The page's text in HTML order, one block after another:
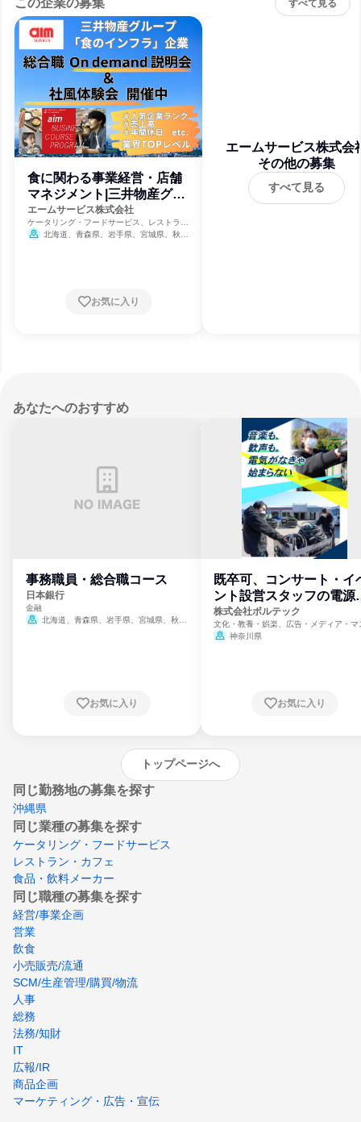
この企業の募集 すべて見る
食に関わる事業経営・店舗
マネジメント|三井物産グル
ープ
エームサービス株式会社
ケータリング・フードサービス、レストラ
ン・カフェ、食品・飲料メーカー
北海道、青森県、岩手県、宮城県、秋田
賀県、京都府、大阪府、兵庫県、奈良県、和
歌山県、鳥取県、島根県、岡山県、広島県、
お気に入り
エームサービス株式会
その他の募集
すべて見る
あなたへのおすすめ
事務職員・総合職コース
日本銀行
金融
北海道、青森県、岩手県、宮城県、秋田
崎県、熊本県、大分県、宮崎県、鹿児島県、
お気に入り
既卒可、コンサート・イ
ント設営スタッフの電源
門
株式会社ボルテック
文化・教養・娯楽、広告・メディア・マ
ミ、電力・ガス・水道・エネルギー
神奈川県
お気に入り
トップページへ
同じ勤務地の募集を探す
沖縄県
同じ業種の募集を探す
ケータリング・フードサービス
レストラン・カフェ
食品・飲料メーカー
同じ職種の募集を探す
経営/事業企画
営業
飲食
小売販売/流通
SCM/生産管理/購買/物流
人事
総務
法務/知財
IT
広報/IR
商品企画
マーケティング・広告・宣伝